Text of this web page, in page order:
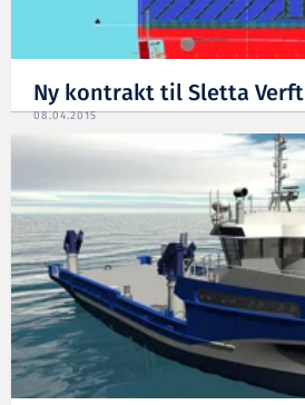
Ny kontrakt til Sletta Verft
08.04.2015